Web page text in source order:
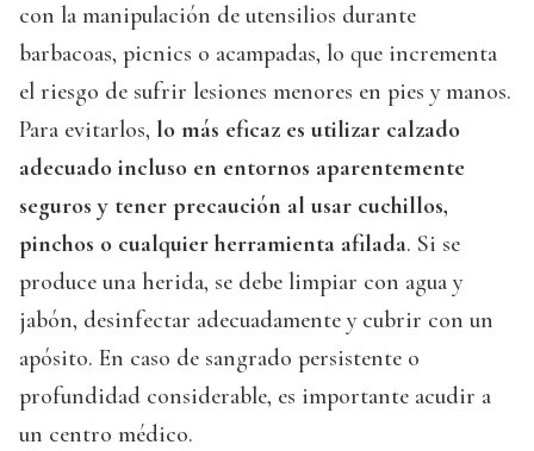
con la manipulación de utensilios durante
barbacoas, picnics o acampadas, lo que incrementa
el riesgo de sufrir lesiones menores en pies y manos.
Para evitarlos, lo más eficaz es utilizar calzado
adecuado incluso en entornos aparentemente
seguros y tener precaución al usar cuchillos,
pinchos o cualquier herramienta afilada. Si se
produce una herida, se debe limpiar con agua y
jabón, desinfectar adecuadamente y cubrir con un
apósito. En caso de sangrado persistente o
profundidad considerable, es importante acudir a
un centro médico.